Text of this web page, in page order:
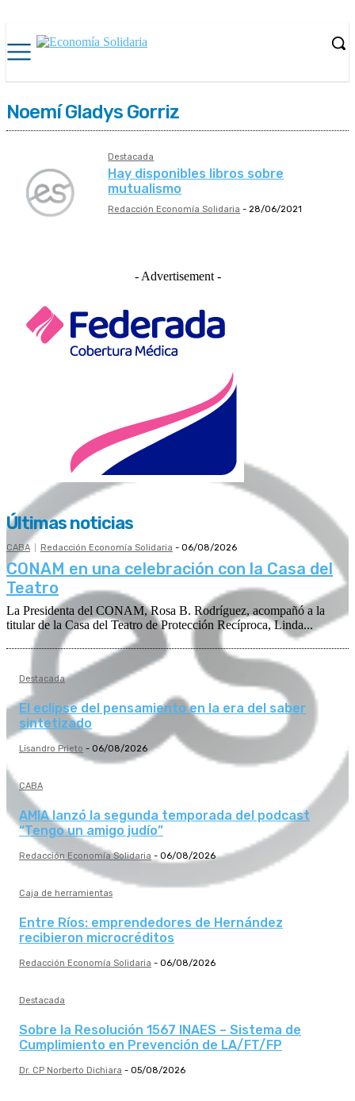
Noemí Gladys Gorriz
Destacada
Hay disponibles libros sobre
mutualismo
Redacción Economía Solidaria - 28/06/2021
- Advertisement -
Últimas noticias
CABA Redacción Economía Solidaria - 06/08/2026
CONAM en una celebración con la Casa del
Teatro
La Presidenta del CONAM, Rosa B. Rodríguez, acompañó a la
titular de la Casa del Teatro de Protección Recíproca, Linda...
Destacada
El eclipse del pensamiento en la era del saber
sintetizado
Lisandro Prieto - 06/08/2026
CABA
AMIA lanzó la segunda temporada del podcast
“Tengo un amigo judío”
Redacción Economía Solidaria - 06/08/2026
Caja de herramientas
Entre Ríos: emprendedores de Hernández
recibieron microcréditos
Redacción Economía Solidaria - 06/08/2026
Destacada
Sobre la Resolución 1567 INAES – Sistema de
Cumplimiento en Prevención de LA/FT/FP
Dr. CP Norberto Dichiara - 05/08/2026